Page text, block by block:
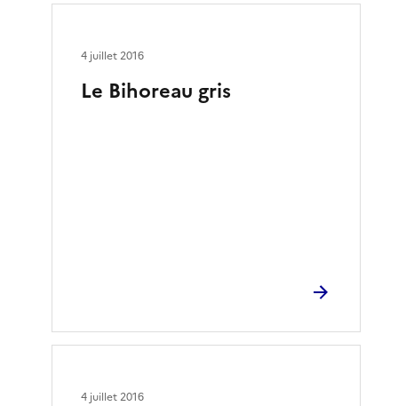
Le Bihoreau gris
4 juillet 2016
4 juillet 2016